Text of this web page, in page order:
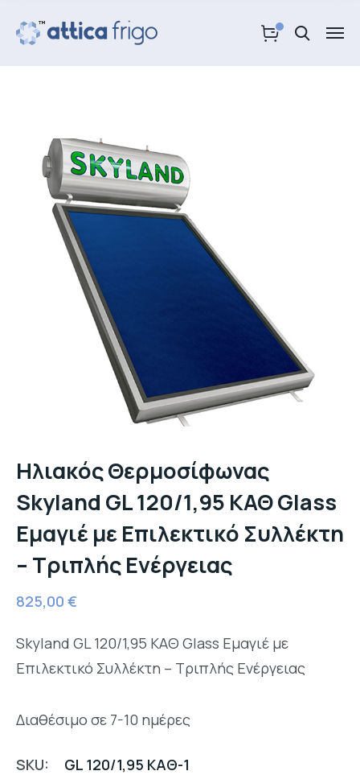
Ηλιακός Θερμοσίφωνας
Skyland GL 120/1,95 ΚΑΘ Glass
Εμαγιέ με Επιλεκτικό Συλλέκτη
– Τριπλής Ενέργειας
825,00 €
Skyland GL 120/1,95 ΚΑΘ Glass Εμαγιέ με
Επιλεκτικό Συλλέκτη – Τριπλής Ενέργειας
Διαθέσιμο σε 7-10 ημέρες
SKU:
GL 120/1,95 ΚΑΘ-1